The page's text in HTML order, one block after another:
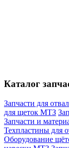
Каталог
Запчасти для
для щеток МТЗ
Запчасти и
Техпластины для
Оборудование